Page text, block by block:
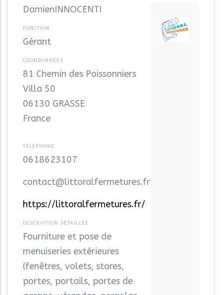
DamienINNOCENTI
Gérant
81 Chemin des Poissonniers
Villa 50
06130 GRASSE
France
0618623107
contact@littoralfermetures.fr
https://littoralfermetures.fr/
Fourniture et pose de
menuiseries extérieures
(fenêtres, volets, stores,
portes, portails, portes de